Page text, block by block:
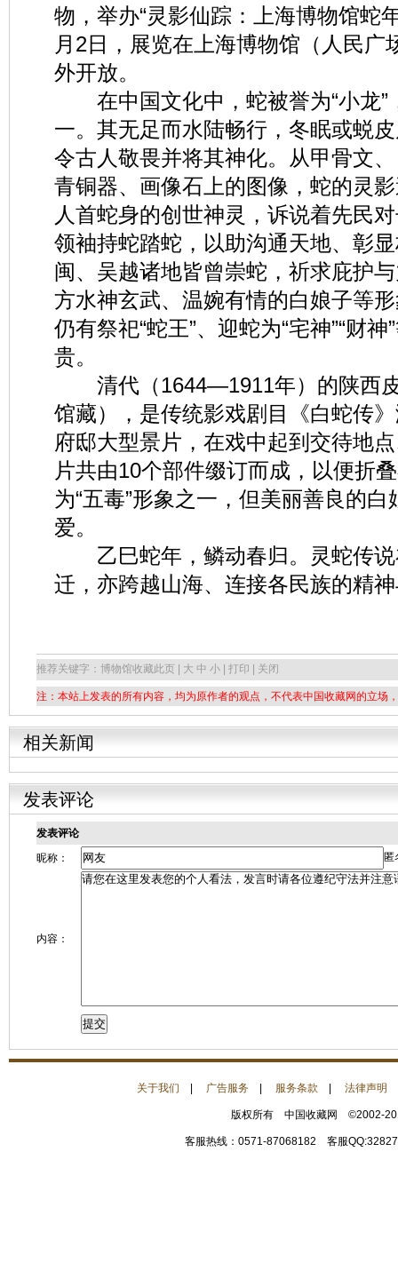
物，举办“灵影仙踪：上海博物馆蛇
月2日，展览在上海博物馆（人民广
外开放。
在中国文化中，蛇被誉为“小龙”
一。其无足而水陆畅行，冬眠或蜕
令古人敬畏并将其神化。从甲骨文
青铜器、画像石上的图像，蛇的灵
人首蛇身的创世神灵，诉说着先民
领袖持蛇踏蛇，以助沟通天地、彰
闽、吴越诸地皆曾崇蛇，祈求庇护
方水神玄武、温婉有情的白娘子等
仍有祭祀“蛇王”、迎蛇为“宅神”“财
贵。
清代（1644—1911年）的陕西皮
馆藏），是传统影戏剧目《白蛇传
府邸大型景片，在戏中起到交待地
片共由10个部件缀订而成，以便折
为“五毒”形象之一，但美丽善良的
爱。
乙巳蛇年，鳞动春归。灵蛇传说
迁，亦跨越山海、连接各民族的精
推荐关键字：博物馆收藏此页 | 大 中 小 | 打印 | 关闭
注：本站上发表的所有内容，均为原作者的观点，不代表中国收藏网的立场
相关新闻
发表评论
发表评论
昵称：
匿
内容：
关于我们 广告服务 服务条款 法律声明
版权所有 中国收藏网 ©2002-
客服热线：0571-87068182 客服